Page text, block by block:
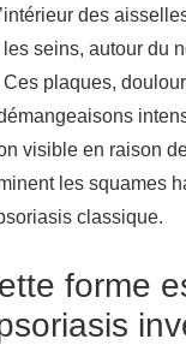
des
seins, autour du
plaques,
visible en raison
les squames
classique.
forme